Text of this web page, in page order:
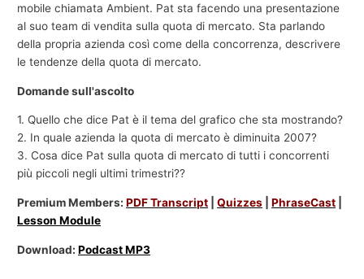
mobile chiamata Ambient. Pat sta facendo una presentazione
al suo team di vendita sulla quota di mercato. Sta parlando
della propria azienda così come della concorrenza, descrivere
le tendenze della quota di mercato.
Domande sull'ascolto
1. Quello che dice Pat è il tema del grafico che sta mostrando?
2. In quale azienda la quota di mercato è diminuita 2007?
3. Cosa dice Pat sulla quota di mercato di tutti i concorrenti
più piccoli negli ultimi trimestri??
Premium Members:PDF Transcript |Quizzes |PhraseCast
Lesson Module
Download:Podcast MP3